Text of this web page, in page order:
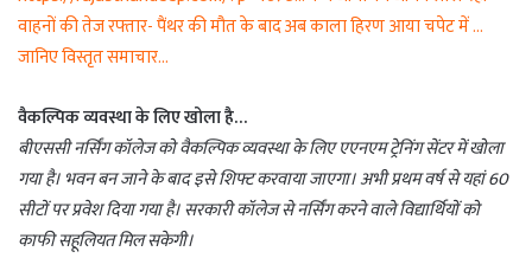
वाहनों की तेज रफ्तार- पैंथर की मौत के बाद अब काला हिरण आया चपेट में …
जानिए विस्तृत समाचार…
वैकल्पिक व्यवस्था के लिए खोला है…
बीएससी नर्सिंग कॉलेज को वैकल्पिक व्यवस्था के लिए एएनएम ट्रेनिंग सेंटर में खोला
गया है। भवन बन जाने के बाद इसे शिफ्ट करवाया जाएगा। अभी प्रथम वर्ष से यहां 60
सीटों पर प्रवेश दिया गया है। सरकारी कॉलेज से नर्सिंग करने वाले विद्यार्थियों को
काफी सहूलियत मिल सकेगी।